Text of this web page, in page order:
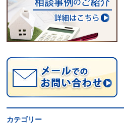
カテゴリー